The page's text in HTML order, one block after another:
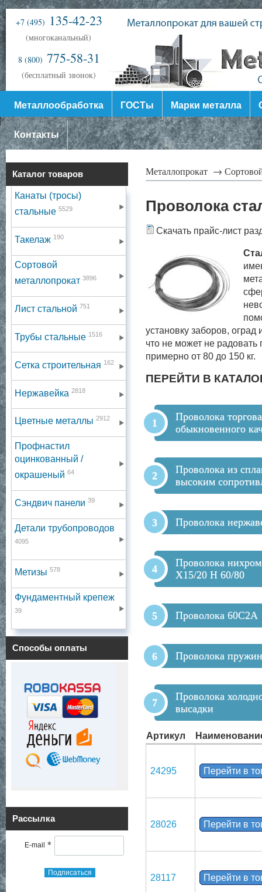
+7 (495) 135-42-23
(многоканальный)
8 (800) 775-58-31
(бесплатный звонок)
Металлообработка ГОСТы Марки металла
Контакты
Каталог товаров
Канаты (тросы)
стальные 5529
Такелаж 190
Сортовой
металлопрокат 3896
Лист стальной 751
Трубы стальные 1516
Сетка строительная 162
Нержавейка 2818
Цветные металлы 2912
Профнастил
оцинкованный /
окрашеный 64
Сэндвич панели 39
Детали трубопроводов
4095
Метизы 578
Фундаментный крепеж
39
Способы оплаты
Рассылка
E-mail *
Подписаться
Металлопрокат →
Проволока
Скачать прайс-лист
установку заборов,
что не может не радовать
примерно от 80 до 150 кг.
ПЕРЕЙТИ В
Проволока
обыкновенного
Проволока из
высоким
Проволока
Проволока
Х15/20 Н 60/80
Проволока 60С2А
Проволока
Проволока
высадки
Артикул
24295 Перейти в
28026 Перейти в
28117 Перейти в